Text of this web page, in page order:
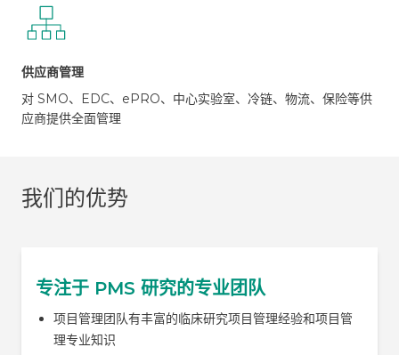
供应商管理
对 SMO、EDC、ePRO、中心实验室、冷链、物流、保险等供
应商提供全面管理
我们的优势
专注于 PMS 研究的专业团队
项目管理团队有丰富的临床研究项目管理经验和项目管
理专业知识